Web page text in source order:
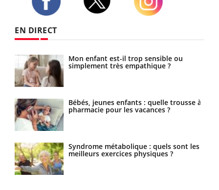
EN DIRECT
Mon enfant est-il trop sensible ou
simplement très empathique ?
Bébés, jeunes enfants : quelle trousse à
pharmacie pour les vacances ?
Syndrome métabolique : quels sont les
meilleurs exercices physiques ?